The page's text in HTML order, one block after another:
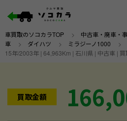
車買取のソコカラTOP > 中古車・廃車・
車 > ダイハツ > ミラジーノ1000 >
15年/2003年 | 64,963Km | 石川県 | 中古車 | 買
買取金額